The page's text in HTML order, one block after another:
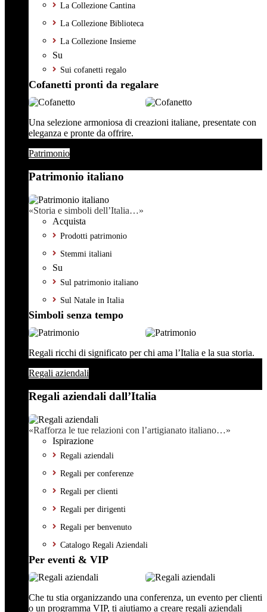
La Collezione Cantina
La Collezione Biblioteca
La Collezione Insieme
Su
Sui cofanetti regalo
Cofanetti pronti da regalare
Una selezione armoniosa di creazioni italiane, presentate con
eleganza e pronte da offrire.
Patrimonio
Patrimonio italiano
«Storia e simboli dell’Italia…»
Acquista
Prodotti patrimonio
Stemmi italiani
Su
Sul patrimonio italiano
Sul Natale in Italia
Simboli senza tempo
Regali ricchi di significato per chi ama l’Italia e la sua storia.
Regali aziendali
Regali aziendali dall’Italia
«Rafforza le tue relazioni con l’artigianato italiano…»
Ispirazione
Regali aziendali
Regali per conferenze
Regali per clienti
Regali per dirigenti
Regali per benvenuto
Catalogo Regali Aziendali
Per eventi & VIP
Che tu stia organizzando una conferenza, un evento per clienti
o un programma VIP, ti aiutiamo a creare regali aziendali